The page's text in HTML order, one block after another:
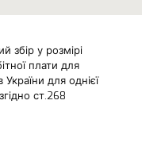
збір у розмірі
плати для
для однієї
ст.268